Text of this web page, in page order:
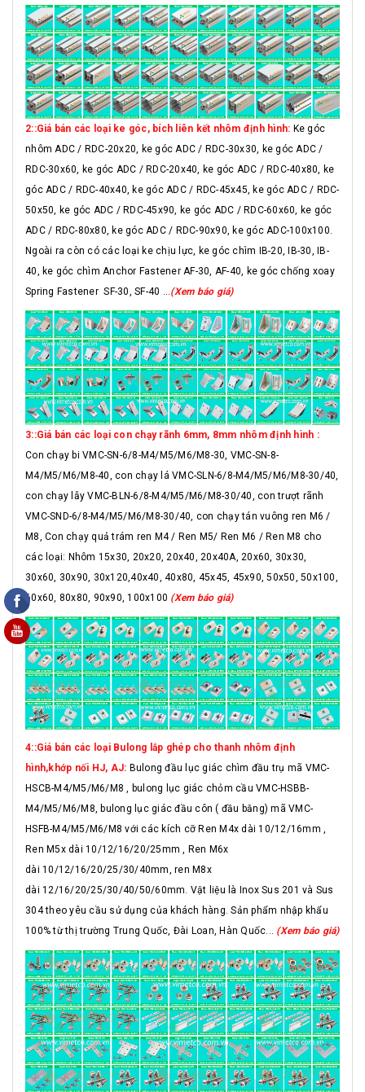
2::Giá bán các loại ke góc, bích liên kết nhôm định hình: Ke góc
nhôm ADC / RDC-20x20, ke góc ADC / RDC-30x30, ke góc ADC /
RDC-30x60, ke góc ADC / RDC-20x40, ke góc ADC / RDC-40x80, ke
góc ADC / RDC-40x40, ke góc ADC / RDC-45x45, ke góc ADC / RDC-
50x50, ke góc ADC / RDC-45x90, ke góc ADC / RDC-60x60, ke góc
ADC / RDC-80x80, ke góc ADC / RDC-90x90, ke góc ADC-100x100.
Ngoài ra còn có các loại ke chịu lực, ke góc chìm IB-20, IB-30, IB-
40, ke góc chìm Anchor Fastener AF-30, AF-40, ke góc chống xoay
Spring Fastener SF-30, SF-40 ...(Xem báo giá)
3::Giá bán các loại con chạy rãnh 6mm, 8mm nhôm định hình :
Con chạy bi VMC-SN-6/8-M4/M5/M6/M8-30, VMC-SN-8-
M4/M5/M6/M8-40, con chạy lá VMC-SLN-6/8-M4/M5/M6/M8-30/40,
con chạy lẫy VMC-BLN-6/8-M4/M5/M6/M8-30/40, con trượt rãnh
VMC-SND-6/8-M4/M5/M6/M8-30/40, con chạy tán vuông ren M6 /
M8, Con chạy quả trám ren M4 / Ren M5/ Ren M6 / Ren M8 cho
các loại: Nhôm 15x30, 20x20, 20x40, 20x40A, 20x60, 30x30,
30x60, 30x90, 30x120,40x40, 40x80, 45x45, 45x90, 50x50, 50x100,
60x60, 80x80, 90x90, 100x100 (Xem báo giá)
4::Giá bán các loại Bulong lắp ghép cho thanh nhôm định
hình,khớp nối HJ, AJ: Bulong đầu lục giác chìm đầu trụ mã VMC-
HSCB-M4/M5/M6/M8 , bulong lục giác chỏm cầu VMC-HSBB-
M4/M5/M6/M8, bulong lục giác đầu côn ( đầu bằng) mã VMC-
HSFB-M4/M5/M6/M8 với các kích cỡ Ren M4x dài 10/12/16mm ,
Ren M5x dài 10/12/16/20/25mm , Ren M6x
dài 10/12/16/20/25/30/40mm, ren M8x
dài 12/16/20/25/30/40/50/60mm. Vật liệu là Inox Sus 201 và Sus
304 theo yêu cầu sử dụng của khách hàng. Sản phẩm nhập khẩu
100% từ thị trường Trung Quốc, Đài Loan, Hàn Quốc... (Xem báo giá)